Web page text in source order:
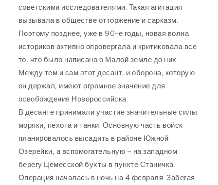
советскими исследователями. Такая агитация
вызывала в обществе отторжение и сарказм.
Поэтому позднее, уже в 90-е годы, новая волна
историков активно опровергала и критиковала все
то, что было написано о Малой земле до них.
Между тем и сам этот десант, и оборона, которую
он держал, имеют огромное значение для
освобождения Новороссийска.
В десанте принимали участие значительные силы:
моряки, пехота и танки. Основную часть войск
планировалось высадить в районе Южной
Озерейки, а вспомогательную – на западном
берегу Цемесской бухты в пункте Станичка.
Операция началась в ночь на 4 февраля. Забегая